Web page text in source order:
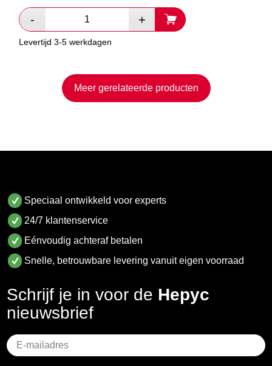
Levertijd 3-5 werkdagen
Meer gerelateerde producten
Speciaal ontwikkeld voor experts
24/7 klantenservice
Eénvoudig achteraf betalen
Snelle, betrouwbare levering vanuit eigen voorraad
Schrijf je in voor de Hepyc
nieuwsbrief
Geen
titel